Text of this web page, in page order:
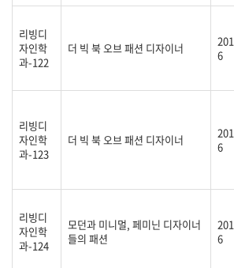
리빙디
자인학
과-122
더 빅 북 오브 패션 디자이너
201
6
리빙디
자인학
과-123
더 빅 북 오브 패션 디자이너
201
6
리빙디
자인학
과-124
모던과 미니멀, 페미닌 디자이너
들의 패션
201
6